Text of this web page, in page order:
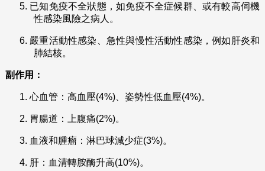
5. 已知免疫不全狀態，如免疫不全症候群、或有較高伺機
性感染風險之病人。
6. 嚴重活動性感染、急性與慢性活動性感染，例如肝炎和
肺結核。
副作用：
1. 心血管：高血壓(4%)、姿勢性低血壓(4%)。
2. 胃腸道：上腹痛(2%)。
3. 血液和腫瘤：淋巴球減少症(3%)。
4. 肝：血清轉胺酶升高(10%)。